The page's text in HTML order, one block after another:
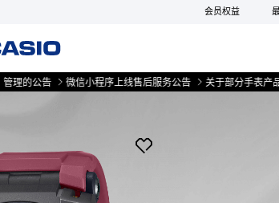
会员权益
告 微信小程序上线售后服务公告 关于部分手表产品实施【